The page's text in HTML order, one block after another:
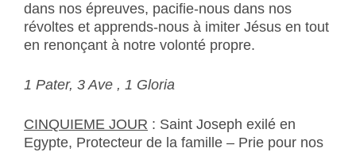
dans nos épreuves, pacifie-nous dans nos
révoltes et apprends-nous à imiter Jésus en tout
en renonçant à notre volonté propre.
1 Pater, 3 Ave , 1 Gloria
CINQUIEME JOUR : Saint Joseph exilé en
Egypte, Protecteur de la famille – Prie pour nos